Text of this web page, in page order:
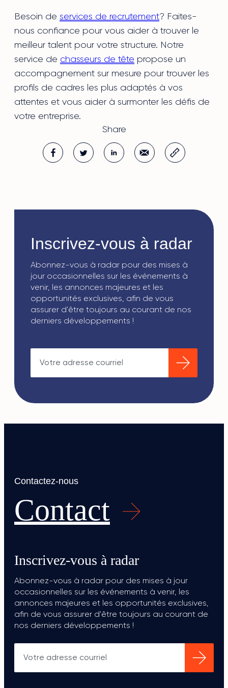
Besoin de services de recrutement? Faites-
nous confiance pour vous aider à trouver le
meilleur talent pour votre structure. Notre
service de chasseurs de tête propose un
accompagnement sur mesure pour trouver les
profils de cadres les plus adaptés à vos
attentes et vous aider à surmonter les défis de
votre entreprise.
Inscrivez-vous à radar
Abonnez-vous à radar pour des mises à
jour occasionnelles sur les événements à
venir, les annonces majeures et les
opportunités exclusives, afin de vous
assurer d'être toujours au courant de nos
derniers développements !
Contactez-nous
Contact
Inscrivez-vous à radar
Abonnez-vous à radar pour des mises à jour
occasionnelles sur les événements à venir, les
annonces majeures et les opportunités exclusives,
afin de vous assurer d'être toujours au courant de
nos derniers développements !